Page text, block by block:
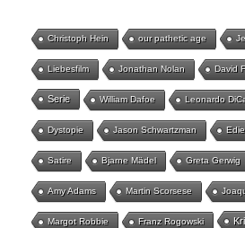
Christoph Hein our pathetic age
Liebesfilm Jonathan Nolan David
Serie William Dafoe Leonardo
Dystopie Jason Schwartzman
Satire Bjarne Mädel Greta Gerwig
Amy Adams Martin Scorsese
Margot Robbie Franz Rogowski